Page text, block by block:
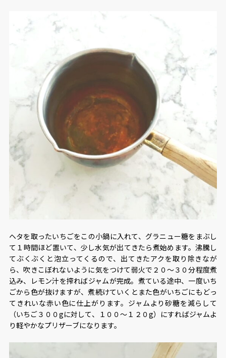
ヘタを取ったいちごをこの小鍋に入れて、グラニュー糖をまぶし
て１時間ほど置いて、少し水気が出てきたら煮始めます。沸騰し
てぶくぶくと泡立ってくるので、出てきたアクを取り除きなが
ら、吹きこぼれないように気をつけて弱火で２０～３０分程度煮
込み、レモン汁を搾ればジャムが完成。煮ている途中、一度いち
ごから色が抜けますが、煮続けていくとまた色がいちごにもどっ
てきれいな赤い色に仕上がります。ジャムより砂糖を減らして
（いちご３００gに対して、１００～１２０g）にすればジャムよ
り軽やかなプリザーブになります。